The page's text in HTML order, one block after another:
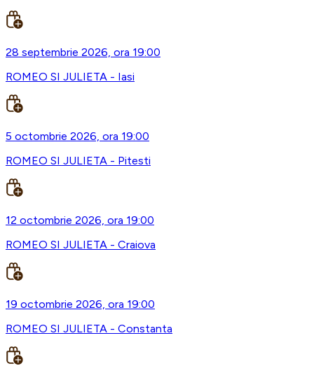
28 septembrie 2026, ora 19:00
ROMEO SI JULIETA - Iasi
5 octombrie 2026, ora 19:00
ROMEO SI JULIETA - Pitesti
12 octombrie 2026, ora 19:00
ROMEO SI JULIETA - Craiova
19 octombrie 2026, ora 19:00
ROMEO SI JULIETA - Constanta